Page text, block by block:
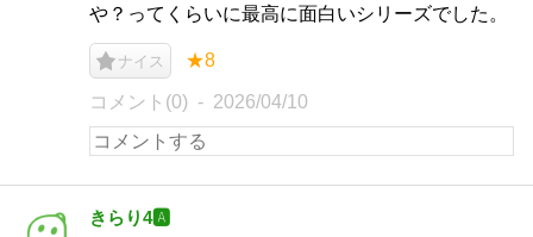
や？ってくらいに最高に面白いシリーズでした。
ナイス ★8
コメント(0) 2026/04/10
きらり4🅰️